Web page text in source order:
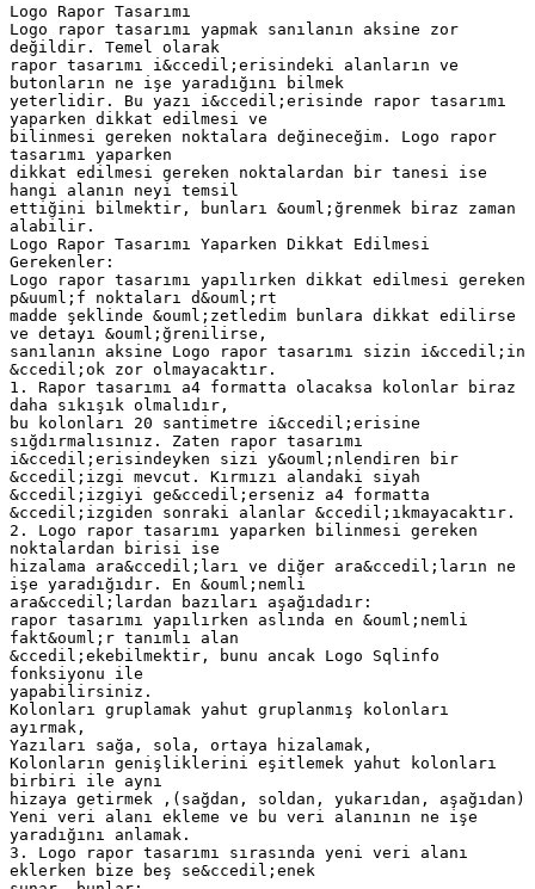
Logo Rapor Tasarımı
Logo rapor tasarımı yapmak sanılanın aksine zor
değildir. Temel olarak
rapor tasarımı i&ccedil;erisindeki alanların ve
butonların ne işe yaradığını bilmek
yeterlidir. Bu yazı i&ccedil;erisinde rapor tasarımı
yaparken dikkat edilmesi ve
bilinmesi gereken noktalara değineceğim. Logo rapor
tasarımı yaparken
dikkat edilmesi gereken noktalardan bir tanesi ise
hangi alanın neyi temsil
ettiğini bilmektir, bunları &ouml;ğrenmek biraz zaman
alabilir.
Logo Rapor Tasarımı Yaparken Dikkat Edilmesi
Gerekenler:
Logo rapor tasarımı yapılırken dikkat edilmesi gereken
p&uuml;f noktaları d&ouml;rt
madde şeklinde &ouml;zetledim bunlara dikkat edilirse
ve detayı &ouml;ğrenilirse,
sanılanın aksine Logo rapor tasarımı sizin i&ccedil;in
&ccedil;ok zor olmayacaktır.
1. Rapor tasarımı a4 formatta olacaksa kolonlar biraz
daha sıkışık olmalıdır,
bu kolonları 20 santimetre i&ccedil;erisine
sığdırmalısınız. Zaten rapor tasarımı
i&ccedil;erisindeyken sizi y&ouml;nlendiren bir
&ccedil;izgi mevcut. Kırmızı alandaki siyah
&ccedil;izgiyi ge&ccedil;erseniz a4 formatta
&ccedil;izgiden sonraki alanlar &ccedil;ıkmayacaktır.
2. Logo rapor tasarımı yaparken bilinmesi gereken
noktalardan birisi ise
hizalama ara&ccedil;ları ve diğer ara&ccedil;ların ne
işe yaradığıdır. En &ouml;nemli
ara&ccedil;lardan bazıları aşağıdadır:
rapor tasarımı yapılırken aslında en &ouml;nemli
fakt&ouml;r tanımlı alan
&ccedil;ekebilmektir, bunu ancak Logo Sqlinfo
fonksiyonu ile
yapabilirsiniz.
Kolonları gruplamak yahut gruplanmış kolonları
ayırmak,
Yazıları sağa, sola, ortaya hizalamak,
Kolonların genişliklerini eşitlemek yahut kolonları
birbiri ile aynı
hizaya getirmek ,(sağdan, soldan, yukarıdan, aşağıdan)
Yeni veri alanı ekleme ve bu veri alanının ne işe
yaradığını anlamak.
3. Logo rapor tasarımı sırasında yeni veri alanı
eklerken bize beş se&ccedil;enek